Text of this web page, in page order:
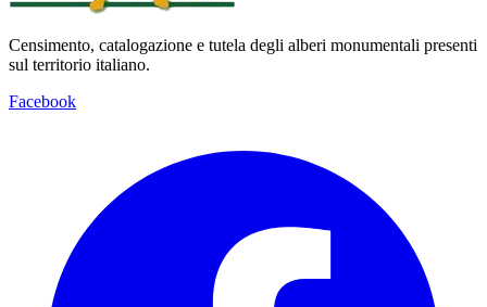
Censimento, catalogazione e tutela degli alberi monumentali presenti
sul territorio italiano.
Facebook